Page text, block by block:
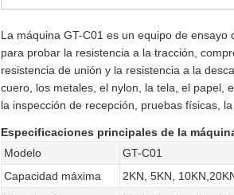
La máquina GT-C01 es un equipo de
para probar la resistencia a la tracción,
resistencia de unión y la resistencia a la
cuero, los metales, el nylon, la tela, el papel,
la inspección de recepción, pruebas físicas,
Especificaciones principales de la
Modelo
GT-C01
Capacidad máxima
2KN, 5KN,